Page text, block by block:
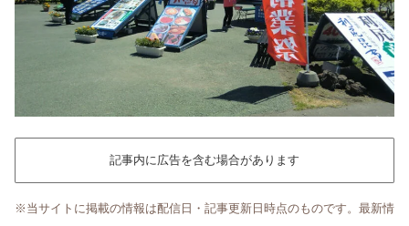
記事内に広告を含む場合があります
※当サイトに掲載の情報は配信日・記事更新日時点のものです。最新情